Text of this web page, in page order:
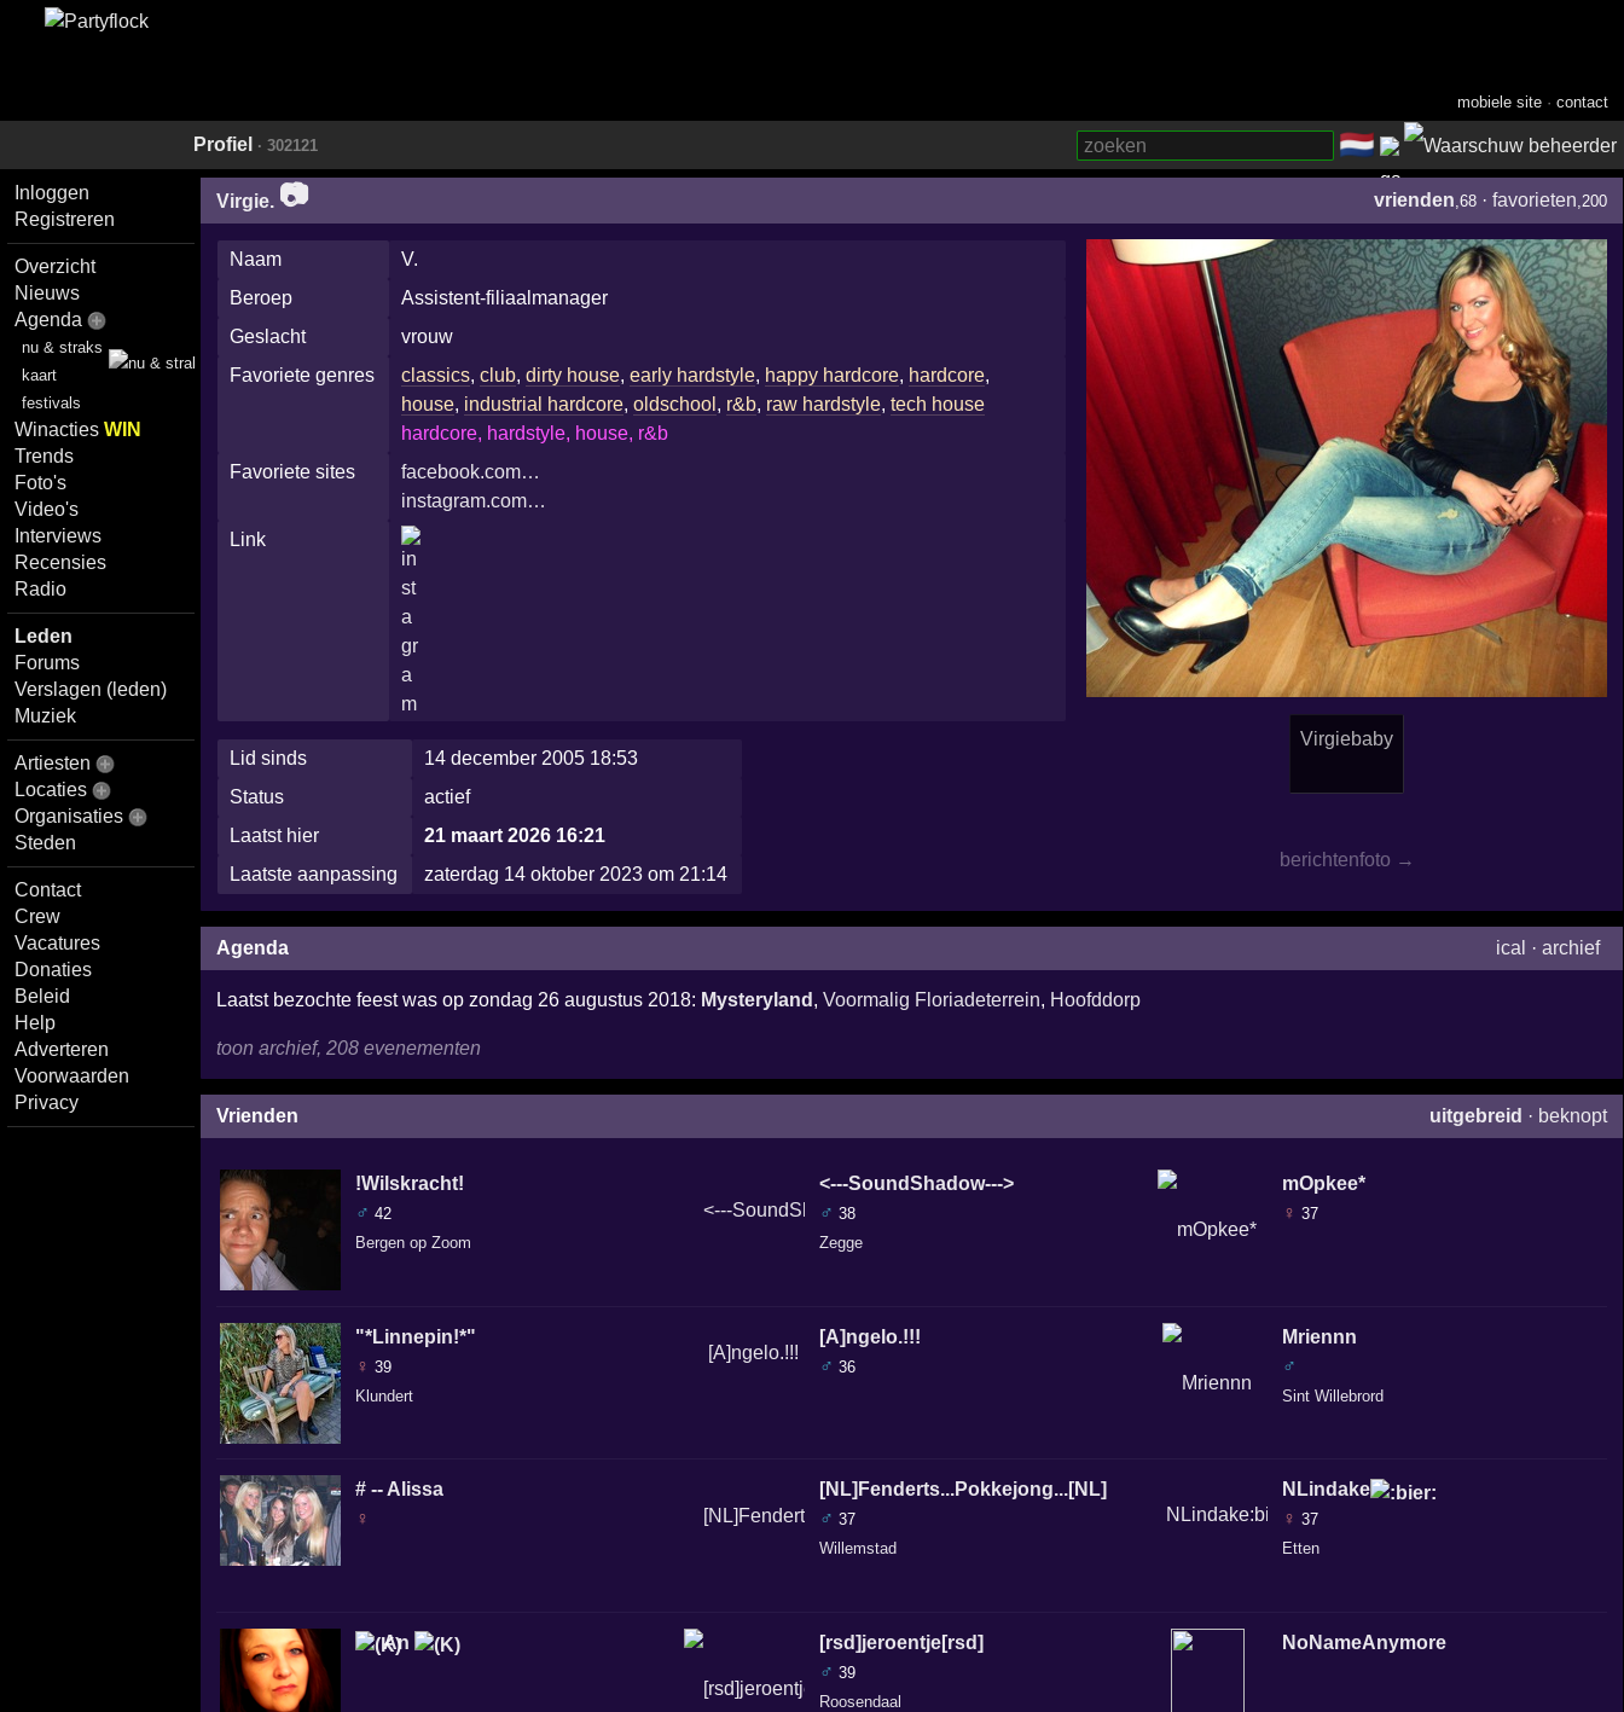
mobiele site ·contact
Profiel · 302121 🇳🇱
Inloggen
Registreren
Overzicht
Nieuws
Agenda
nu & straks
kaart
festivals
WinactiesWIN
Trends
Foto's
Video's
Interviews
Recensies
Radio
Leden
Forums
Verslagen (leden)
Muziek
Artiesten
Locaties
Organisaties
Steden
Contact
Crew
Vacatures
Donaties
Beleid
Help
Adverteren
Voorwaarden
Privacy
Virgie. 📷 vrienden ,68 ·favorieten ,200
Virgiebaby
berichtenfoto →
Naam
V.
Beroep
Assistent-filiaalmanager
Geslacht
vrouw
Favoriete genres
classics,club,dirty house,early hardstyle, happy hardcore, hardcore,
house, industrial hardcore,oldschool , r&b, raw hardstyle,tech house
hardcore, hardstyle, house, r&b
Favoriete sites
facebook.com…
instagram.com…
Link
Lid sinds
14 december 2005 18:53
Status
actief
Laatst hier
21 maart 2026 16:21
Laatste aanpassing
zaterdag 14 oktober 2023 om 21:14
Agenda ical · archief
Laatst bezochte feest was op zondag 26 augustus 2018: Mysteryland , Voormalig Floriadeterrein, Hoofddorp
toon archief, 208 evenementen
Vrienden uitgebreid · beknopt
!Wilskracht!
♂ 42
Bergen op Zoom
"*Linnepin!*"
♀ 39
Klundert
# -- Alissa
♀
An
<---SoundShadow--->
♂ 38
Zegge
[A]ngelo.!!!
♂ 36
[NL]Fenderts...Pokkejong...[NL]
♂ 37
Willemstad
[rsd]jeroentje[rsd]
♂ 39
Roosendaal
mOpkee*
♀ 37
Mriennn
♂
Sint Willebrord
NLindake
♀ 37
Etten
NoNameAnymore